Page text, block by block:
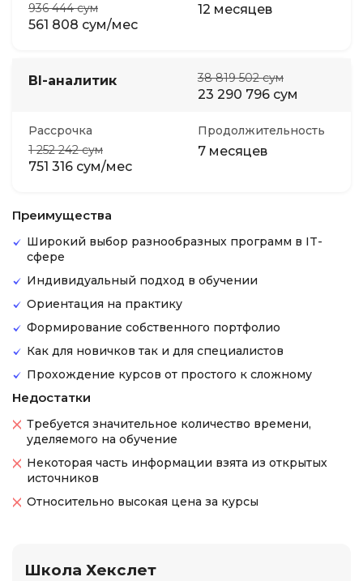
936 444 сум
561 808 сум/мес
12 месяцев
BI-аналитик 38 819 502 сум
23 290 796 сум
Рассрочка
1 252 242 сум
751 316 сум/мес
Продолжительность
7 месяцев
Преимущества
Широкий выбор разнообразных программ в IT-
сфере
Индивидуальный подход в обучении
Ориентация на практику
Формирование собственного портфолио
Как для новичков так и для специалистов
Прохождение курсов от простого к сложному
Недостатки
Требуется значительное количество времени,
уделяемого на обучение
Некоторая часть информации взята из открытых
источников
Относительно высокая цена за курсы
Школа Хекслет